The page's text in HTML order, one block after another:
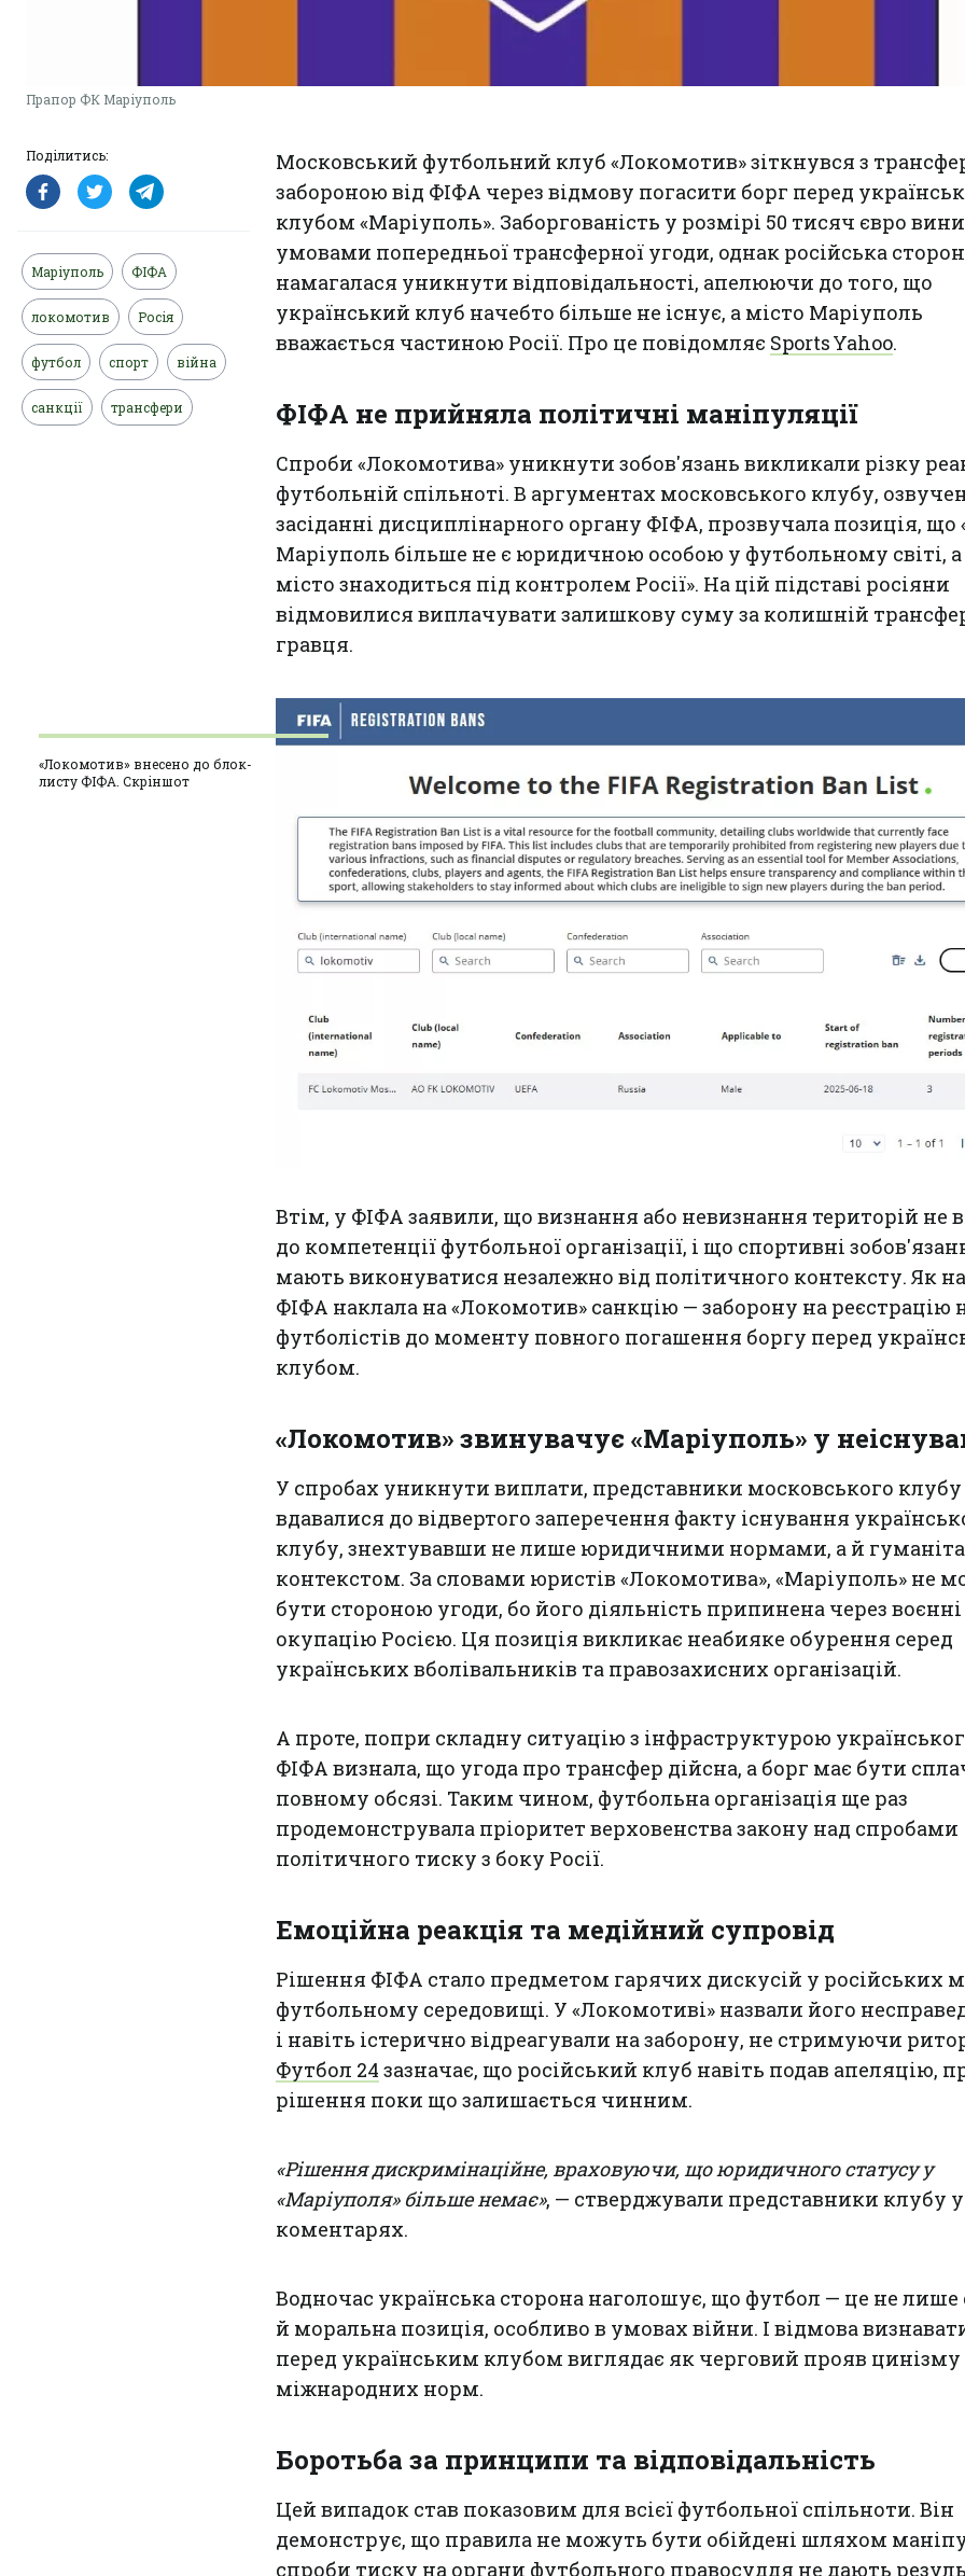
Прапор ФК Маріуполь
Поділитись:
Маріуполь ФІФА
локомотив Росія
футбол спорт війна
санкції трансфери
Московський футбольний клуб «Локомотив» зіткнувся з
забороною від ФІФА через відмову погасити борг перед
клубом «Маріуполь». Заборгованість у розмірі 50 тисяч євро
умовами попередньої трансферної угоди, однак російська
намагалася уникнути відповідальності, апелюючи до того, що
український клуб начебто більше не існує, а місто Маріуполь
вважається частиною Росії. Про це повідомляє Sports Yahoo.
ФІФА не прийняла політичні маніпуляції
Спроби «Локомотива» уникнути зобов'язань викликали різку
футбольній спільноті. В аргументах московського клубу,
засіданні дисциплінарного органу ФІФА, прозвучала позиція, що
Маріуполь більше не є юридичною особою у футбольному світі,
місто знаходиться під контролем Росії». На цій підставі росіяни
відмовилися виплачувати залишкову суму за колишній
гравця.
«Локомотив» внесено до блок-
листу ФІФА. Скріншот
Втім, у ФІФА заявили, що визнання або невизнання територій не
до компетенції футбольної організації, і що спортивні
мають виконуватися незалежно від політичного контексту. Як
ФІФА наклала на «Локомотив» санкцію — заборону на реєстрацію
футболістів до моменту повного погашення боргу перед
клубом.
«Локомотив» звинувачує «Маріуполь» у
У спробах уникнути виплати, представники московського клубу
вдавалися до відвертого заперечення факту існування
клубу, знехтувавши не лише юридичними нормами, а й
контекстом. За словами юристів «Локомотива», «Маріуполь» не
бути стороною угоди, бо його діяльність припинена через воєнні
окупацію Росією. Ця позиція викликає неабияке обурення серед
українських вболівальників та правозахисних організацій.
А проте, попри складну ситуацію з інфраструктурою
ФІФА визнала, що угода про трансфер дійсна, а борг має бути
повному обсязі. Таким чином, футбольна організація ще раз
продемонструвала пріоритет верховенства закону над спробами
політичного тиску з боку Росії.
Емоційна реакція та медійний супровід
Рішення ФІФА стало предметом гарячих дискусій у російських
футбольному середовищі. У «Локомотиві» назвали його
і навіть істерично відреагували на заборону, не стримуючи
Футбол 24 зазначає, що російський клуб навіть подав апеляцію,
рішення поки що залишається чинним.
«Рішення дискримінаційне, враховуючи, що юридичного статусу у
«Маріуполя» більше немає», — стверджували представники клубу у
коментарях.
Водночас українська сторона наголошує, що футбол — це не лише
й моральна позиція, особливо в умовах війни. І відмова
перед українським клубом виглядає як черговий прояв цинізму
міжнародних норм.
Боротьба за принципи та відповідальність
Цей випадок став показовим для всієї футбольної спільноти. Він
демонструє, що правила не можуть бути обійдені шляхом
спроби тиску на органи футбольного правосуддя не дають